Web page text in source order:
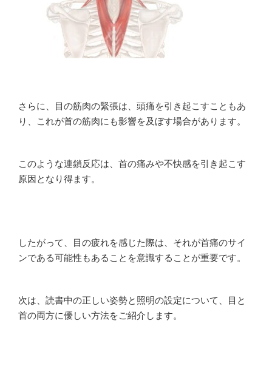
さらに、目の筋肉の緊張は、頭痛を引き起こすこともあ
り、これが首の筋肉にも影響を及ぼす場合があります。
このような連鎖反応は、首の痛みや不快感を引き起こす
原因となり得ます。
したがって、目の疲れを感じた際は、それが首痛のサイ
ンである可能性もあることを意識することが重要です。
次は、読書中の正しい姿勢と照明の設定について、目と
首の両方に優しい方法をご紹介します。